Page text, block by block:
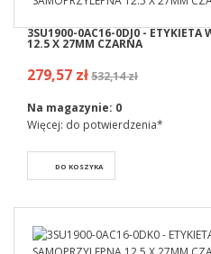
3SU1900-0AC16-0DJ0 - ETYKIETA
12.5 X 27MM CZARNA
279,57 zł532,14 zł
Na magazynie: 0
Więcej: do potwierdzenia*
DO KOSZYKA